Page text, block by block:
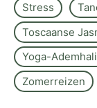
Stress
Toscaanse
Yoga-
Zomerreizen